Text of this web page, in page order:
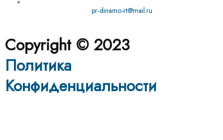
pr-dinamo-rt@mail.ru
Copyright © 2023
Политика
Конфиденциальности